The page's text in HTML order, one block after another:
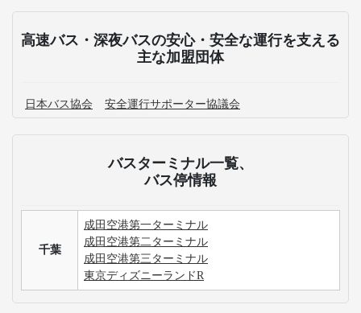
高速バス・深夜バスの安心・安全な運行を支える
主な加盟団体
日本バス協会 安全運行サポーター協議会
バスターミナル一覧、
バス停情報
千葉
成田空港第一ターミナル
成田空港第二ターミナル
成田空港第三ターミナル
東京ディズニーランドR